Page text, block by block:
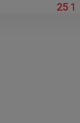
25